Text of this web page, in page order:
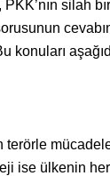
silah
sorusunun
konuları
ise ülkenin